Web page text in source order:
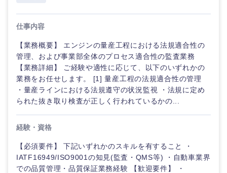
仕事内容
【業務概要】 エンジンの量産工程における法規適合性の
管理、および事業部全体のプロセス適合性の監査業務
【業務詳細】 ご経験や適性に応じて、以下のいずれかの
業務をお任せします。 [1] 量産工程の法規適合性の管理
・量産ラインにおける法規遵守の状況監視 ・法規に定め
られた抜き取り検査が正しく行われているかの...
経験・資格
【必須要件】 下記いずれかのスキルを有すること ・
IATF16949/ISO9001の知見(監査・QMS等) ・自動車業界
での品質管理・品質保証業務経験 【歓迎要件】 ・